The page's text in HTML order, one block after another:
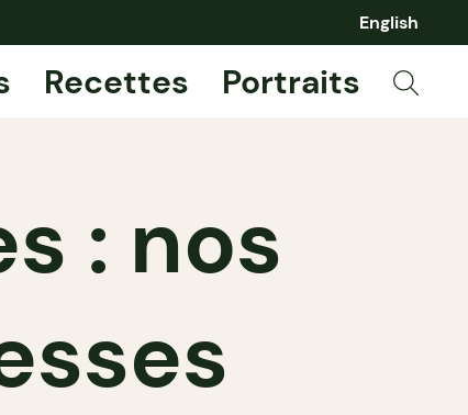
English
Recettes Portraits
: nos